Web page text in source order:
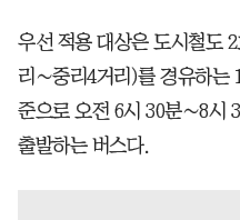
우선 적용 대상은 도시철도
리∼중리4거리)를 경유하는
준으로 오전 6시 30분∼8시
출발하는 버스다.